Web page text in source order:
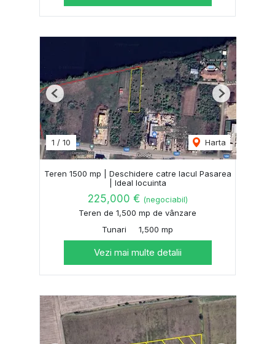
1 / 10 Harta
Previous Next
Teren 1500 mp | Deschidere catre lacul Pasarea
| Ideal locuinta
225,000 € (negociabil)
Teren de 1,500 mp de vânzare
Tunari
1,500 mp
Vezi mai multe detalii